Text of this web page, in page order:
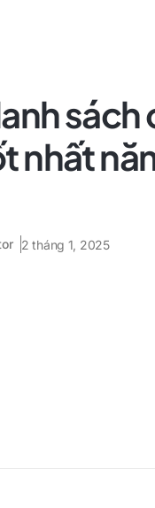
sách
nhất
2 tháng 1, 2025